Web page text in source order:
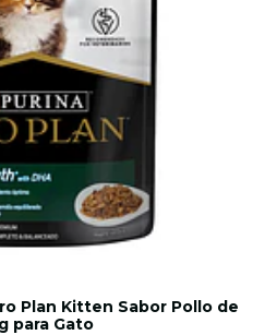
Plan Kitten Sabor Pollo de
para Gato